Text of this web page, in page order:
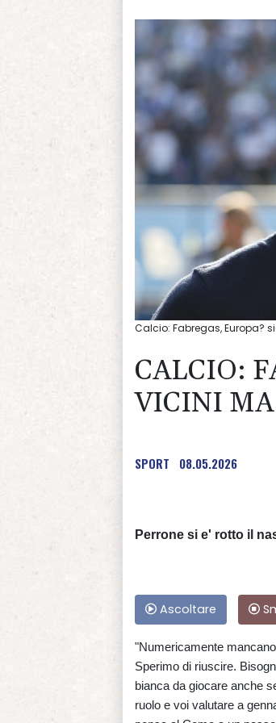
Calcio: Fabregas, Europa?
CALCIO:
VICINI
SPORT 08.05.2026
Perrone si e' rotto il
Ascoltare
"Numericamente
Sperimo di riuscire.
bianca da giocare anche
ruolo e voi valutare a